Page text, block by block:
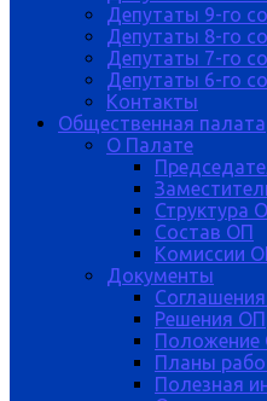
Депутаты 9-го
Депутаты 8-го
Депутаты 7-го
Депутаты 6-го
Контакты
Общественная палата
О Палате
Структура
Состав ОП
Комиссии
Документы
Решения ОП
Положение
Планы
Полезная